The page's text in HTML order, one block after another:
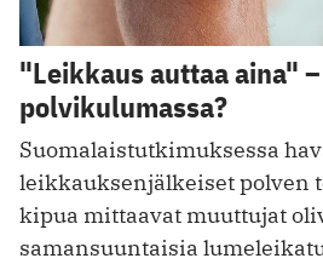
"Leikkaus auttaa aina"
polvikulumassa?
Suomalaistutkimuksessa
leikkauksenjälkeiset polven
kipua mittaavat muuttujat
samansuuntaisia